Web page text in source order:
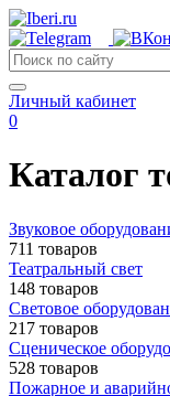
Личный кабинет
0
Каталог
Звуковое
711 товаров
Театральный свет
148 товаров
Световое
217 товаров
Сценическое
528 товаров
Пожарное и